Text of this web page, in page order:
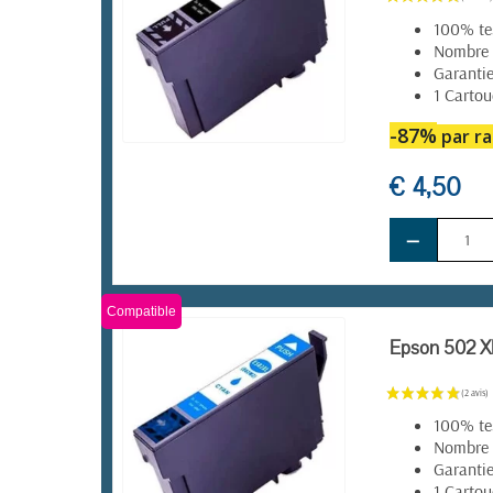
100%
Nombre
1
-87% par
€ 4,50
−
Compatible
Epson 502
100%
Nombre